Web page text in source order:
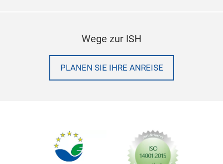
Wege zur ISH
PLANEN SIE IHRE ANREISE